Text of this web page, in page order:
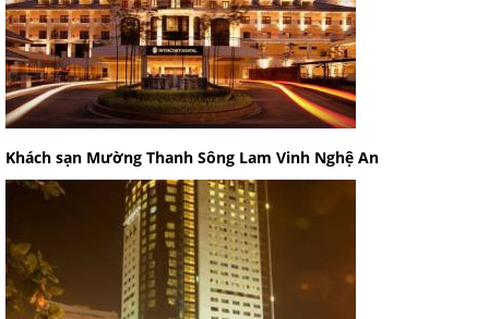
Khách sạn Mường Thanh Sông Lam Vinh Nghệ An